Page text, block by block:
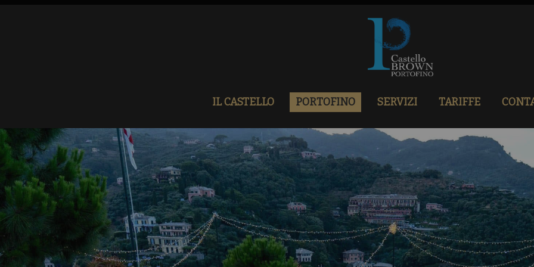
IL CASTELLO PORTOFINO SERVIZI TARIFFE